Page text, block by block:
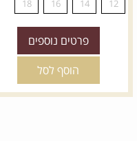
פרטים נוספים
הוסף לסל